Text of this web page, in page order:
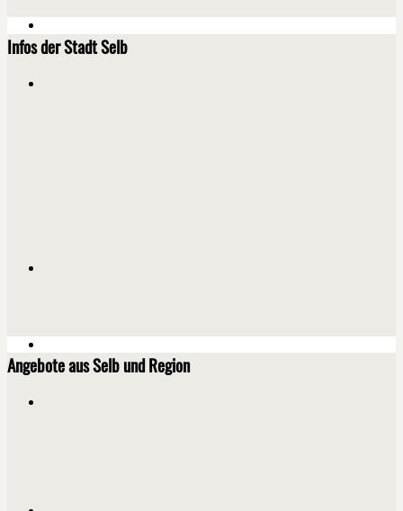
Infos der Stadt Selb
Angebote aus Selb und Region